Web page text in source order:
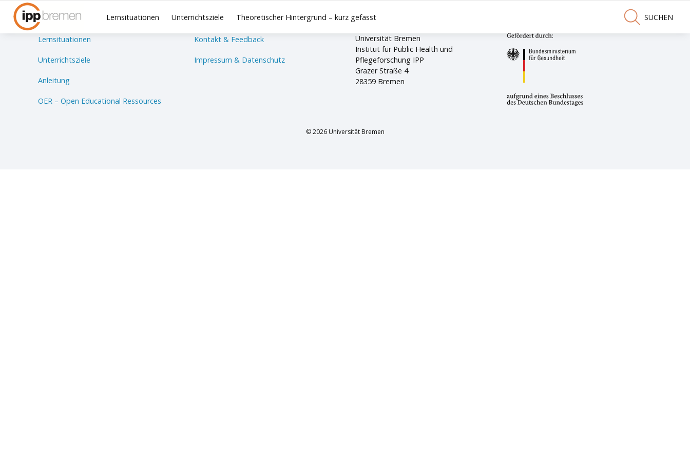
SUCHEN
Lernsituationen Unterrichtsziele Theoretischer Hintergrund – kurz gefasst
Lernsituationen
Unterrichtsziele
Anleitung
OER – Open Educational Ressources
Kontakt & Feedback
Impressum & Datenschutz
Universität Bremen
Institut für Public Health und
Pflegeforschung IPP
Grazer Straße 4
28359 Bremen
© 2026 Universität Bremen